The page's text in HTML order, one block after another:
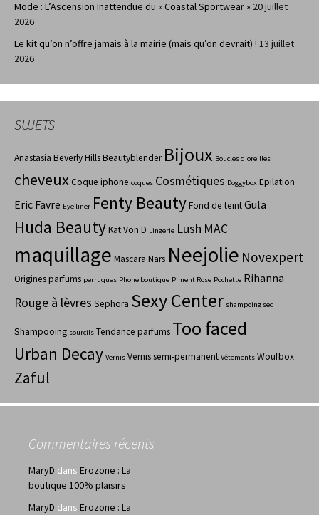
Mode : L’Ascension Inattendue du « Coastal Sportwear » 20 juillet
2026
Le kit qu’on n’offre jamais à la mairie (mais qu’on devrait) ! 13 juillet
2026
SUJETS
Anastasia Beverly HillsBeautyblender Bijoux Boucles d'oreilles
cheveuxCoque iphone coques Cosmétiques Doggybox Epilation
Eric Favre Eye liner Fenty BeautyFond de teintGula
Huda BeautyKat Von D Lingerie Lush MAC
maquillage Mascara Nars Neejolie Novexpert
Origines parfums perruques Phone boutique Piment Rose Pochette Rihanna
Rouge à lèvres Sephora Sexy Center shampoing sec
Shampooing sourcils Tendance parfums Too faced
Urban Decay Vernis Vernis semi-permanent Vêtements Woufbox
Zaful
Commentaires récents
MaryD dans Erozone : La
boutique 100% plaisirs
MaryD dans Erozone : La